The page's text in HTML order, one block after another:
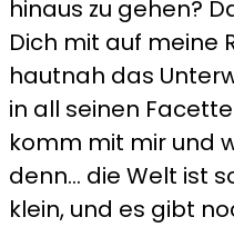
hinaus zu gehen?
Dich mit auf meine
hautnah das
in all seinen
komm mit mir und
denn... die Welt ist
klein, und es gibt